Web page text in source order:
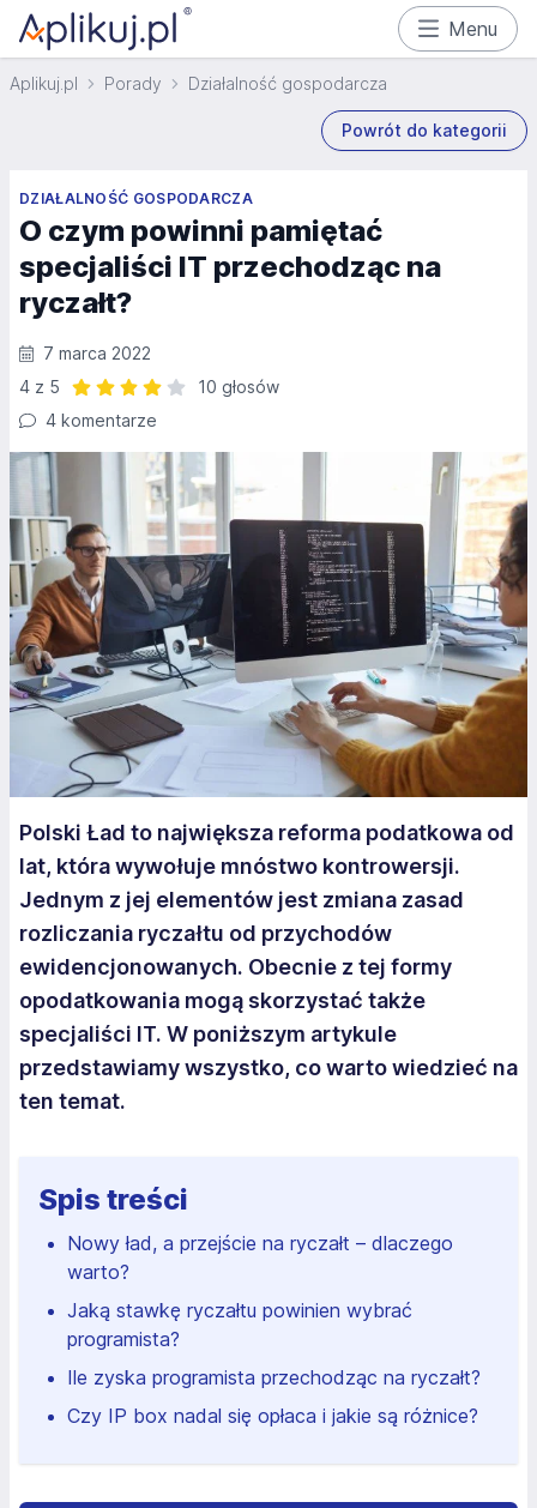
Menu
Aplikuj.pl Porady Działalność gospodarcza
Powrót do kategorii
DZIAŁALNOŚĆ GOSPODARCZA
O czym powinni pamiętać
specjaliści IT przechodząc na
ryczałt?
7 marca 2022
4 z 5
10 głosów
4 komentarze
Polski Ład to największa reforma podatkowa od
lat, która wywołuje mnóstwo kontrowersji.
Jednym z jej elementów jest zmiana zasad
rozliczania ryczałtu od przychodów
ewidencjonowanych. Obecnie z tej formy
opodatkowania mogą skorzystać także
specjaliści IT. W poniższym artykule
przedstawiamy wszystko, co warto wiedzieć na
ten temat.
Spis treści
Nowy ład, a przejście na ryczałt – dlaczego
warto?
Jaką stawkę ryczałtu powinien wybrać
programista?
Ile zyska programista przechodząc na ryczałt?
Czy IP box nadal się opłaca i jakie są różnice?